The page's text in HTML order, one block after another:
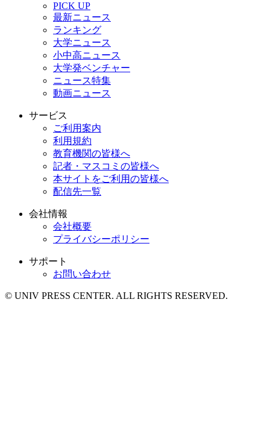
PICK UP
最新ニュース
ランキング
大学ニュース
小中高ニュース
大学発ベンチャー
ニュース特集
動画ニュース
サービス
ご利用案内
利用規約
教育機関の皆様へ
記者・マスコミの皆様へ
本サイトをご利用の皆様へ
配信先一覧
会社情報
会社概要
プライバシーポリシー
サポート
お問い合わせ
© UNIV PRESS CENTER. ALL RIGHTS RESERVED.